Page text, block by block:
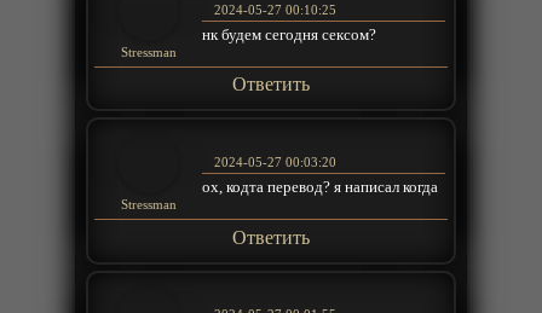
Stressman
2024-05-27 00:10:25
нк будем сегодня сексом?
Ответить
Stressman
2024-05-27 00:03:20
ох, кодта перевод? я написал когда
Ответить